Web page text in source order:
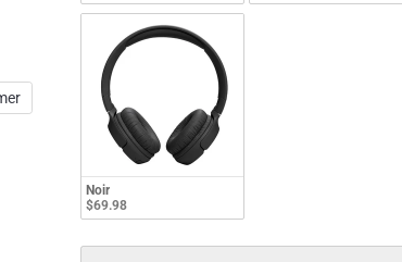
Noir
$69.98